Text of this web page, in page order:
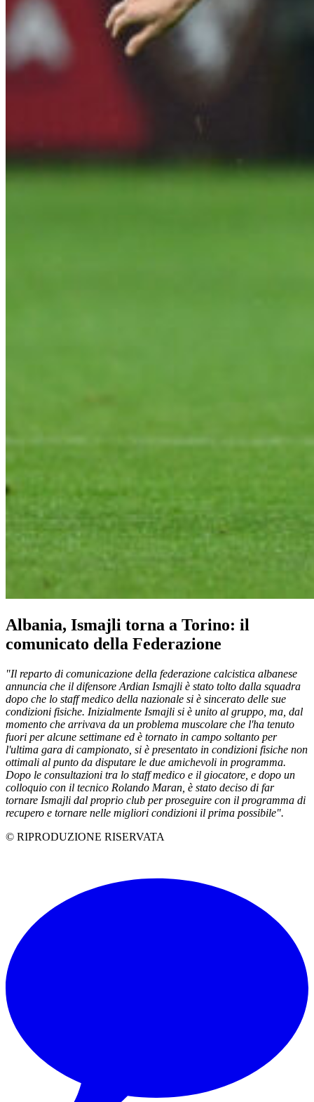
Albania, Ismajli torna a Torino: il
comunicato della Federazione
"Il reparto di comunicazione della federazione calcistica albanese
annuncia che il difensore Ardian Ismajli è stato tolto dalla squadra
dopo che lo staff medico della nazionale si è sincerato delle sue
condizioni fisiche. Inizialmente Ismajli si è unito al gruppo, ma, dal
momento che arrivava da un problema muscolare che l'ha tenuto
fuori per alcune settimane ed è tornato in campo soltanto per
l'ultima gara di campionato, si è presentato in condizioni fisiche non
ottimali al punto da disputare le due amichevoli in programma.
Dopo le consultazioni tra lo staff medico e il giocatore, e dopo un
colloquio con il tecnico Rolando Maran, è stato deciso di far
tornare Ismajli dal proprio club per proseguire con il programma di
recupero e tornare nelle migliori condizioni il prima possibile".
© RIPRODUZIONE RISERVATA